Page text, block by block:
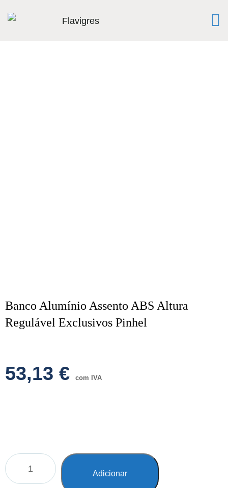
Banco Alumínio Assento ABS Altura
Regulável Exclusivos Pinhel
53,13 € com IVA
Adicionar